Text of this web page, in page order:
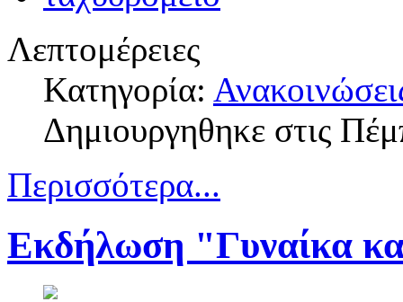
Λεπτομέρειες
Κατηγορία:
Δημιουργηθηκε στις
Περισσότερα...
Εκδήλωση "Γυναίκα